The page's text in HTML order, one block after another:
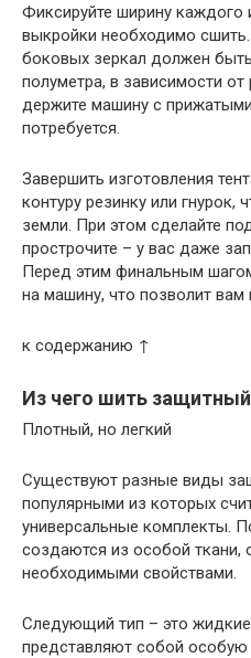
Фиксируйте ширину каждого
выкройки необходимо
боковых зеркал должен
полуметра, в зависимости
держите машину с
потребуется.
Завершить изготовления
контуру резинку или гнурок,
земли. При этом сделайте
прострочите – у вас даже
Перед этим финальным
на машину, что позволит
к содержанию ↑
Из чего шить
Плотный, но легкий
Существуют разные виды
популярными из которых
универсальные комплекты.
создаются из особой
необходимыми свойствами.
Следующий тип – это
представляют собой